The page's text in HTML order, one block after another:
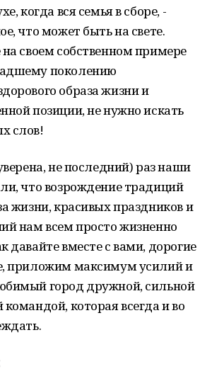
когда вся семья в сборе, -
что может быть на свете.
своем собственном примере
поколению
образа жизни и
позиции, не нужно искать
слов!
не последний) раз наши
что возрождение традиций
жизни, красивых праздников и
нам всем просто жизненно
давайте вместе с вами, дорогие
приложим максимум усилий и
город дружной, сильной
которая всегда и во